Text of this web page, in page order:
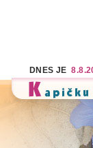
DNES JE